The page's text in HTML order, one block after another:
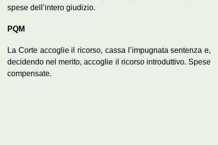
spese dell’intero giudizio.
PQM
La Corte accoglie il ricorso, cassa l’impugnata sentenza e,
decidendo nel merito, accoglie il ricorso introduttivo. Spese
compensate.